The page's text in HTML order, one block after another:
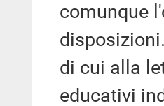
comunque
di cui alla
educativi